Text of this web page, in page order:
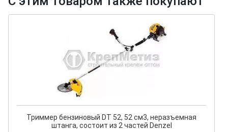
Триммер бензиновый DT 52, 52 см3, неразъемная
штанга, состоит из 2 частей Denzel